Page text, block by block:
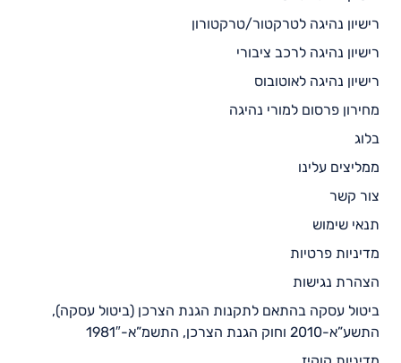
רישיון נהיגה לטרקטור/טרקטורון
רישיון נהיגה לרכב ציבורי
רישיון נהיגה לאוטובוס
מחירון פרסום למורי נהיגה
בלוג
ממליצים עלינו
צור קשר
תנאי שימוש
מדיניות פרטיות
הצהרת נגישות
ביטול עסקה בהתאם לתקנות הגנת הצרכן (ביטול עסקה),
התשע”א-2010 וחוק הגנת הצרכן, התשמ”א-1981″